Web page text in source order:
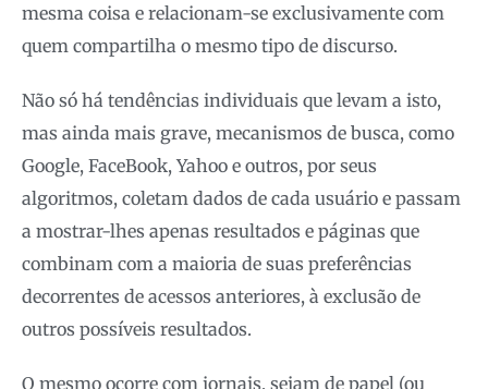
mesma coisa e relacionam-se exclusivamente com
quem compartilha o mesmo tipo de discurso.
Não só há tendências individuais que levam a isto,
mas ainda mais grave, mecanismos de busca, como
Google, FaceBook, Yahoo e outros, por seus
algoritmos, coletam dados de cada usuário e passam
a mostrar-lhes apenas resultados e páginas que
combinam com a maioria de suas preferências
decorrentes de acessos anteriores, à exclusão de
outros possíveis resultados.
O mesmo ocorre com jornais, sejam de papel (ou